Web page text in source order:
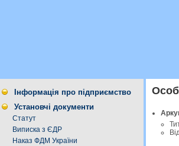
Інформація про підприємство
Установчі документи
Статут
Виписка з ЄДР
Наказ ФДМ України